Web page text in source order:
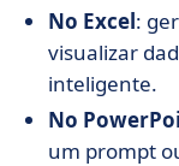
No Excel:
visualizar
inteligente.
No
um prompt